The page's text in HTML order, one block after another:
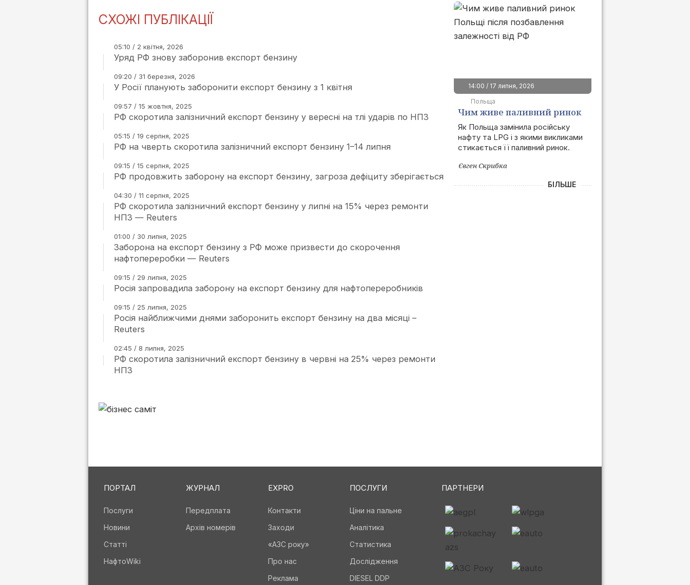
СХОЖІ ПУБЛІКАЦІЇ
05:10 / 2 квітня, 2026
Уряд РФ знову заборонив експорт бензину
09:20 / 31 березня, 2026
У Росії планують заборонити експорт бензину з 1 квітня
09:57 / 15 жовтня, 2025
РФ скоротила залізничний експорт бензину у вересні на тлі ударів по НПЗ
05:15 / 19 серпня, 2025
РФ на чверть скоротила залізничний експорт бензину 1–14 липня
09:15 / 15 серпня, 2025
РФ продовжить заборону на експорт бензину, загроза дефіциту зберігається
04:30 / 11 серпня, 2025
РФ скоротила залізничний експорт бензину у липні на 15% через ремонти
НПЗ — Reuters
01:00 / 30 липня, 2025
Заборона на експорт бензину з РФ може призвести до скорочення
нафтопереробки — Reuters
09:15 / 29 липня, 2025
Росія запровадила заборону на експорт бензину для нафтопереробників
09:15 / 25 липня, 2025
Росія найближчими днями заборонить експорт бензину на два місяці –
Reuters
02:45 / 8 липня, 2025
РФ скоротила залізничний експорт бензину в червні на 25% через ремонти
НПЗ
14:00 / 17 липня, 2026
Польща
Чим живе паливний ринок
Польщі після позбавлення
залежності від РФ
Як Польща замінила російську
нафту та LPG і з якими викликами
стикається її паливний ринок.
Євген Скрибка
БІЛЬШЕ
ПОРТАЛ
Послуги
Новини
Статті
НафтоWiki
ЖУРНАЛ
Передплата
Архів номерів
EXPRO
Контакти
Заходи
«АЗС року»
Про нас
Реклама
ПОСЛУГИ
Ціни на пальне
Аналітика
Статистика
Дослідження
DIESEL DDP
ПАРТНЕРИ